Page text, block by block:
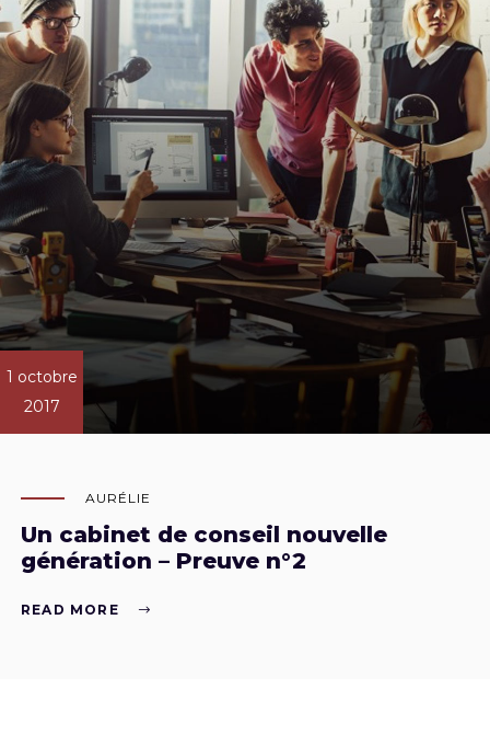
1 octobre
2017
AURÉLIE
Un cabinet de conseil nouvelle
génération – Preuve n°2
READ MORE